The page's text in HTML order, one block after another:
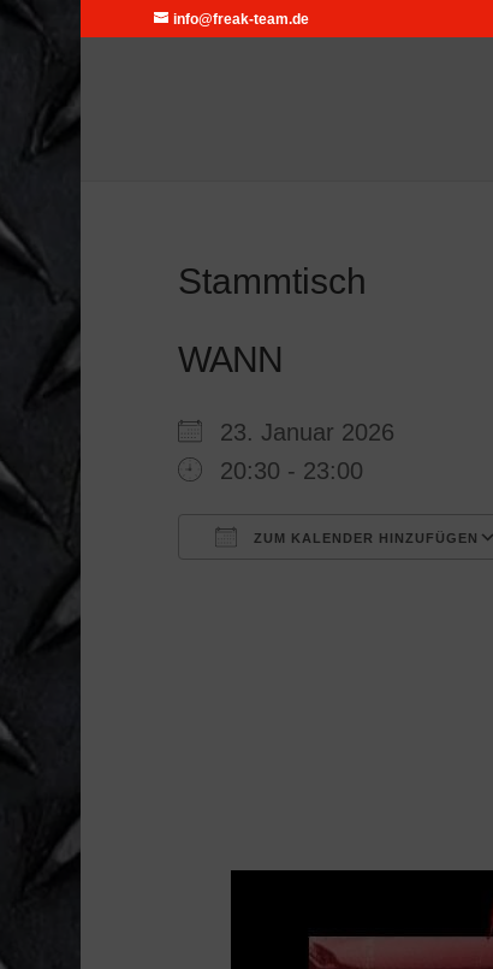
info@freak-team.de
Stammtisch
WANN
23. Januar 2026
20:30 - 23:00
ZUM KALENDER HINZUFÜGEN